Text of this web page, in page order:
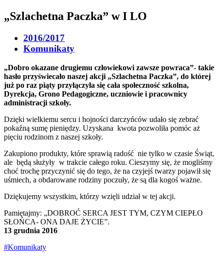
„Szlachetna Paczka” w I LO
2016/2017
Komunikaty
„Dobro okazane drugiemu człowiekowi zawsze powraca”- takie
hasło przyświecało naszej akcji „Szlachetna Paczka”, do której
już po raz piąty przyłączyła się cała społeczność szkolna,
Dyrekcja, Grono Pedagogiczne, uczniowie i pracownicy
administracji szkoły.
Dzięki wielkiemu sercu i hojności darczyńców udało się zebrać
pokaźną sumę pieniędzy. Uzyskana kwota pozwoliła pomóc aż
pięciu rodzinom z naszej szkoły.
Zakupiono produkty, które sprawią radość nie tylko w czasie Świąt,
ale będą służyły w trakcie całego roku. Cieszymy się, że mogliśmy
choć trochę przyczynić się do tego, że na czyjejś twarzy pojawił się
uśmiech, a obdarowane rodziny poczuły, że są dla kogoś ważne.
Dziękujemy wszystkim, którzy wzięli udział w tej akcji.
Pamiętajmy: „DOBROĆ SERCA JEST TYM, CZYM CIEPŁO
SŁOŃCA- ONA DAJE ŻYCIE”.
13 grudnia 2016
#Komunikaty